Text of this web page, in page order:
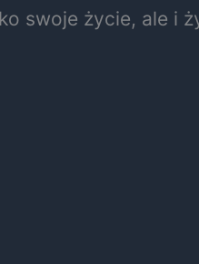
swoje życie, ale i